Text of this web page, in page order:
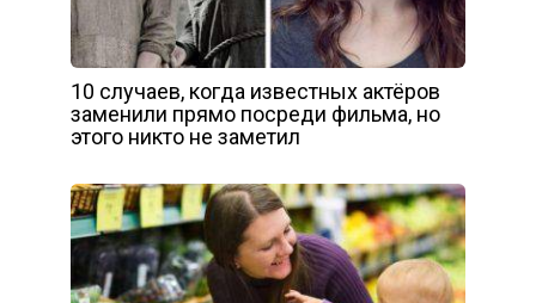
10 случаев, когда известных актёров
заменили прямо посреди фильма, но
этого никто не заметил